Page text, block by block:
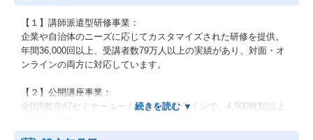
【１】講師派遣型研修事業：
企業や自治体のニーズに応じてカスタマイズされた研修を提供。
年間36,000回以上、受講者数79万人以上の実績があり、対面・オ
ンラインの両方に対応しています。
【２】公開講座事業：
全国9都市47セミナールームおよびオンラインで、4,500種類以上
1名から参加可能で、個人のスキルアップや異業種交流の場として